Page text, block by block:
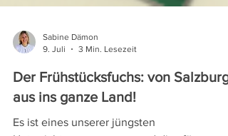
9. Juli
3 Min. Lesezeit
Der Frühstücksfuchs: von Salzburg
aus ins ganze Land!